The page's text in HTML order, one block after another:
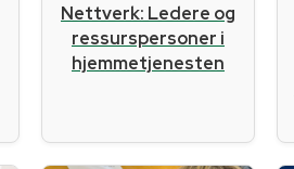
Nettverk: Ledere og
ressurspersoner i
hjemmetjenesten